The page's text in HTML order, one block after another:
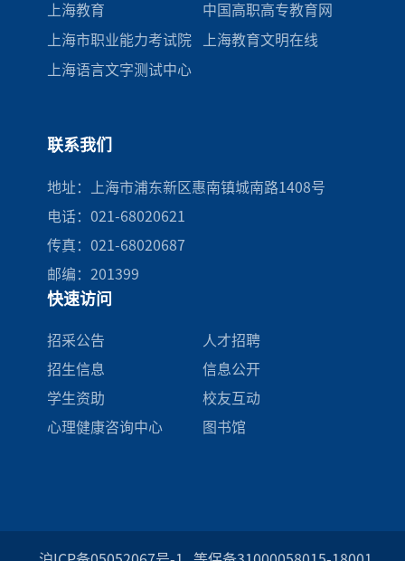
上海教育 中国高职高专教育网
上海市职业能力考试院 上海教育文明在线
上海语言文字测试中心
联系我们
地址：上海市浦东新区惠南镇城南路1408号
电话：021-68020621
传真：021-68020687
邮编：201399
快速访问
招采公告
人才招聘
招生信息
信息公开
学生资助
校友互动
心理健康咨询中心
图书馆